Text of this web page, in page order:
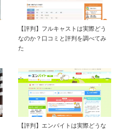
【評判】フルキャストは実際どう
なのか？口コミと評判を調べてみ
た
【評判】エンバイトは実際どうな